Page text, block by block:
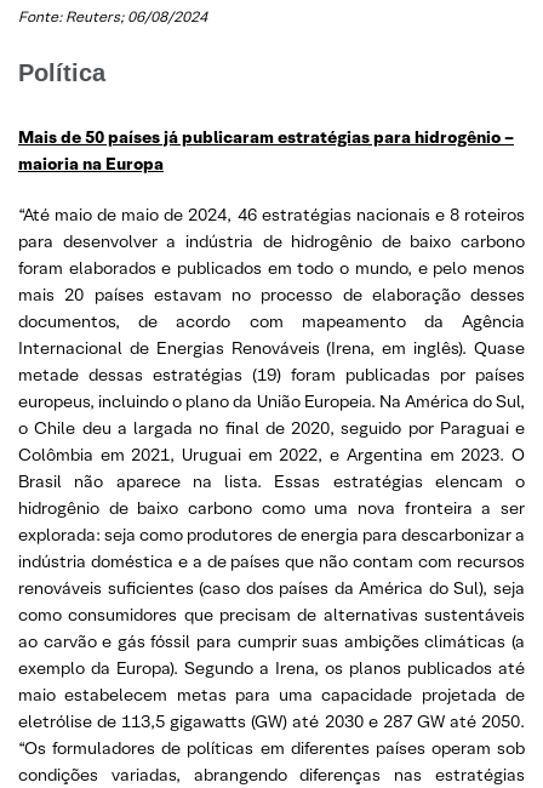
Fonte: Reuters; 06/08/2024
Política
Mais de 50 países já publicaram estratégias para hidrogênio –
maioria na Europa
“Até maio de maio de 2024, 46 estratégias nacionais e 8 roteiros
para desenvolver a indústria de hidrogênio de baixo carbono
foram elaborados e publicados em todo o mundo, e pelo menos
mais 20 países estavam no processo de elaboração desses
documentos, de acordo com mapeamento da Agência
Internacional de Energias Renováveis (Irena, em inglês). Quase
metade dessas estratégias (19) foram publicadas por países
europeus, incluindo o plano da União Europeia. Na América do Sul,
o Chile deu a largada no final de 2020, seguido por Paraguai e
Colômbia em 2021, Uruguai em 2022, e Argentina em 2023. O
Brasil não aparece na lista. Essas estratégias elencam o
hidrogênio de baixo carbono como uma nova fronteira a ser
explorada: seja como produtores de energia para descarbonizar a
indústria doméstica e a de países que não contam com recursos
renováveis suficientes (caso dos países da América do Sul), seja
como consumidores que precisam de alternativas sustentáveis
ao carvão e gás fóssil para cumprir suas ambições climáticas (a
exemplo da Europa). Segundo a Irena, os planos publicados até
maio estabelecem metas para uma capacidade projetada de
eletrólise de 113,5 gigawatts (GW) até 2030 e 287 GW até 2050.
“Os formuladores de políticas em diferentes países operam sob
condições variadas, abrangendo diferenças nas estratégias